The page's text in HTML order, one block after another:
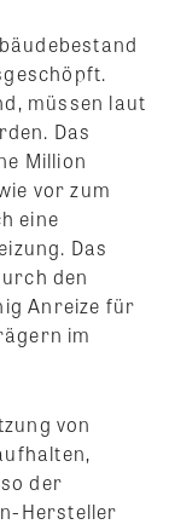
müssen laut
Das
Million
vor zum
eine
Das
den
Anreize für
im
von
der
Hersteller